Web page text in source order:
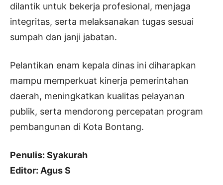
dilantik untuk bekerja profesional, menjaga
integritas, serta melaksanakan tugas sesuai
sumpah dan janji jabatan.
Pelantikan enam kepala dinas ini diharapkan
mampu memperkuat kinerja pemerintahan
daerah, meningkatkan kualitas pelayanan
publik, serta mendorong percepatan program
pembangunan di Kota Bontang.
Penulis: Syakurah
Editor: Agus S